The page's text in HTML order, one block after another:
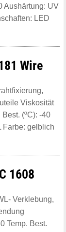
Aushärtung: UV
LED
Wire
Viskosität
(ºC): -40
Farbe: gelblich
1608
Verklebung,
Temp. Best.